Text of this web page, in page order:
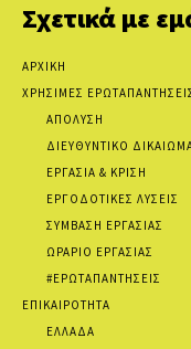
Σχετικά με
ΑΡΧΙΚΗ
ΧΡΗΣΙΜΕΣ
ΑΠΟΛΥΣΗ
ΔΙΕΥΘΥΝΤΙΚΟ
ΕΡΓΑΣΙΑ & ΚΡΙΣΗ
ΕΡΓΟΔΟΤΙΚΕΣ ΛΥΣΕΙΣ
ΣΥΜΒΑΣΗ ΕΡΓΑΣΙΑΣ
ΩΡΑΡΙΟ ΕΡΓΑΣΙΑΣ
#ΕΡΩΤΑΠΑΝΤΗΣΕΙΣ
ΕΠΙΚΑΙΡΟΤΗΤΑ
ΕΛΛΑΔΑ